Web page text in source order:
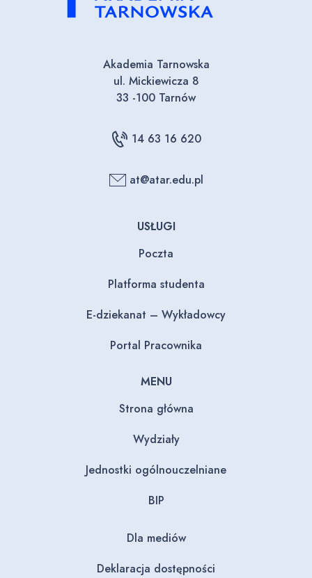
Akademia Tarnowska
ul. Mickiewicza 8
33 -100 Tarnów
14 63 16 620
at@atar.edu.pl
USŁUGI
Poczta
Platforma studenta
E-dziekanat – Wykładowcy
Portal Pracownika
MENU
Strona główna
Wydziały
Jednostki ogólnouczelniane
BIP
Dla mediów
Deklaracja dostępności